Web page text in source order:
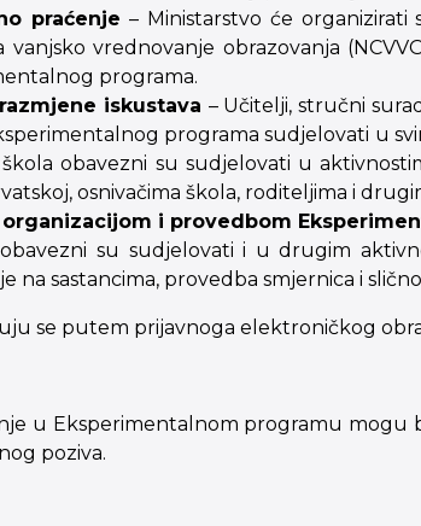
praćenje– Ministarstvo će
vanjsko vrednovanje obrazovanja
programa.
iskustava – Učitelji, stručni
programa sudjelovati u
obavezni su sudjelovati u
osnivačima škola, roditeljima i
i provedbom
su sudjelovati i u drugim
na sastancima, provedba smjernica i
se putem prijavnoga elektroničkog
u Eksperimentalnom programu mogu
poziva.